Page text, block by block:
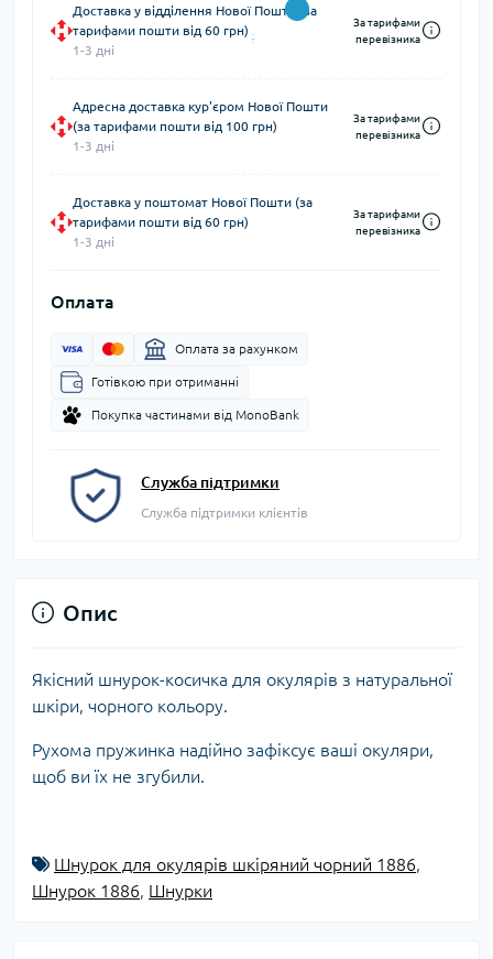
Доставка у відділення Нової Пошти (за
тарифами пошти від 60 грн)
1-3 дні
За тарифами
перевізника
Адресна доставка кур'єром Нової Пошти
(за тарифами пошти від 100 грн)
1-3 дні
За тарифами
перевізника
Доставка у поштомат Нової Пошти (за
тарифами пошти від 60 грн)
1-3 дні
За тарифами
перевізника
Оплата
Оплата за рахунком
Готівкою при отриманні
Покупка частинами від MonoBank
Служба підтримки
Служба підтримки клієнтів
Опис
Якісний шнурок-косичка для окулярів з натуральної
шкіри, чорного кольору.
Рухома пружинка надійно зафіксує ваші окуляри,
щоб ви їх не згубили.
Шнурок для окулярів шкіряний чорний 1886
Шнурок 1886 Шнурки